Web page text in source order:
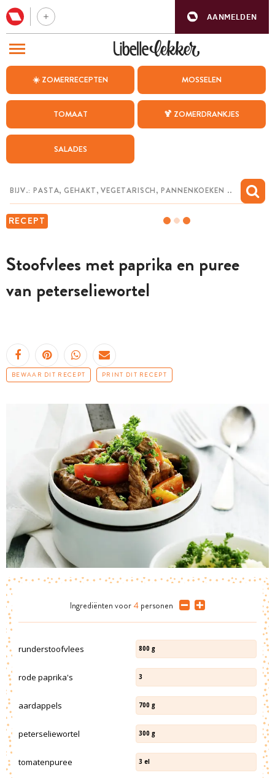
AANMELDEN
☀️ ZOMERRECEPTEN MOSSELEN
TOMAAT 🍹 ZOMERDRANKJES
SALADES
RECEPT
Stoofvlees met paprika en puree
van peterseliewortel
BEWAAR DIT RECEPT PRINT DIT RECEPT
Ingrediënten voor 4 personen
runderstoofvlees 800 g
rode paprika's 3
aardappels 700 g
peterseliewortel 300 g
tomatenpuree 3 el
BEZOEK ONZE ANDERE WEBSITES
WEEKMENU
CHAT MET MAIA
MIJN BEWAARDE RECEPTEN